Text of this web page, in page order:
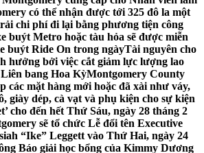
có thể nhận được tới 325 đô la một
chi phí đi lại bằng phương tiện công
buýt Metro hoặc tàu hỏa sẽ được miễn
buýt Ride On trong ngàyTài nguyên cho
hưởng bởi việc cắt giảm lực lượng lao
bang Hoa KỳMontgomery County
các mặt hàng mới hoặc đã xài như váy,
giày dép, cà vạt và phụ kiện cho sự kiện
cho đến hết Thứ Sáu, ngày 28 tháng 2
sẽ tổ chức Lễ đổi tên Executive
“Ike” Leggett vào Thứ Hai, ngày 24
Báo giải học bổng của Kimmy Dương